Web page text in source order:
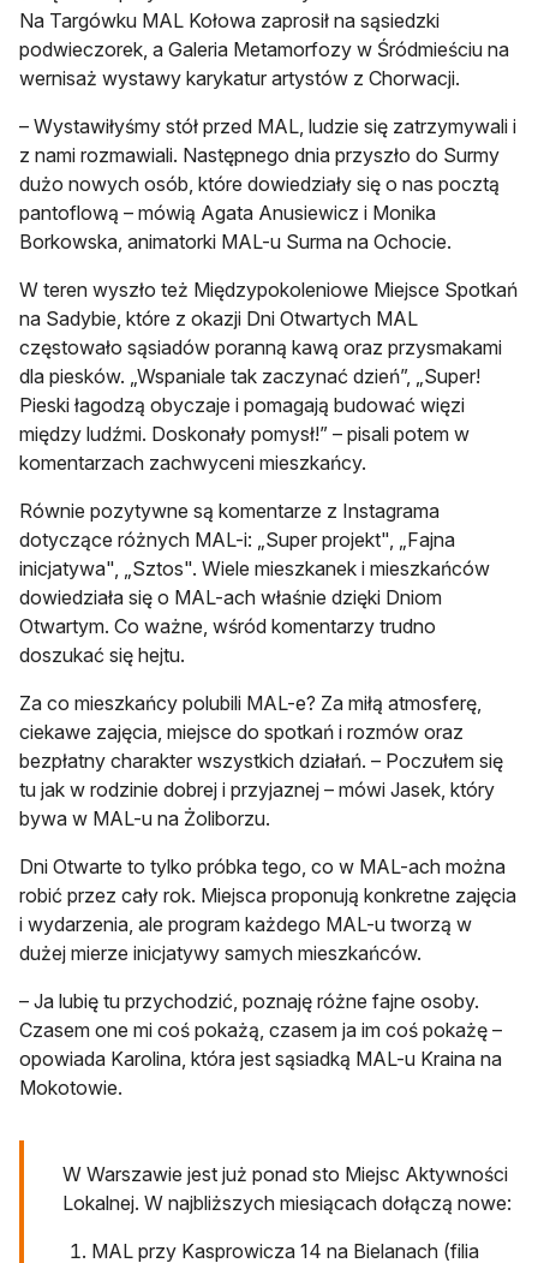
Na Targówku MAL Kołowa zaprosił na sąsiedzki
podwieczorek, a Galeria Metamorfozy w Śródmieściu na
wernisaż wystawy karykatur artystów z Chorwacji.
– Wystawiłyśmy stół przed MAL, ludzie się zatrzymywali i
z nami rozmawiali. Następnego dnia przyszło do Surmy
dużo nowych osób, które dowiedziały się o nas pocztą
pantoflową – mówią Agata Anusiewicz i Monika
Borkowska, animatorki MAL-u Surma na Ochocie.
W teren wyszło też Międzypokoleniowe Miejsce Spotkań
na Sadybie, które z okazji Dni Otwartych MAL
częstowało sąsiadów poranną kawą oraz przysmakami
dla piesków. „Wspaniale tak zaczynać dzień”, „Super!
Pieski łagodzą obyczaje i pomagają budować więzi
między ludźmi. Doskonały pomysł!” – pisali potem w
komentarzach zachwyceni mieszkańcy.
Równie pozytywne są komentarze z Instagrama
dotyczące różnych MAL-i: „Super projekt", „Fajna
inicjatywa", „Sztos". Wiele mieszkanek i mieszkańców
dowiedziała się o MAL-ach właśnie dzięki Dniom
Otwartym. Co ważne, wśród komentarzy trudno
doszukać się hejtu.
Za co mieszkańcy polubili MAL-e? Za miłą atmosferę,
ciekawe zajęcia, miejsce do spotkań i rozmów oraz
bezpłatny charakter wszystkich działań. – Poczułem się
tu jak w rodzinie dobrej i przyjaznej – mówi Jasek, który
bywa w MAL-u na Żoliborzu.
Dni Otwarte to tylko próbka tego, co w MAL-ach można
robić przez cały rok. Miejsca proponują konkretne zajęcia
i wydarzenia, ale program każdego MAL-u tworzą w
dużej mierze inicjatywy samych mieszkańców.
– Ja lubię tu przychodzić, poznaję różne fajne osoby.
Czasem one mi coś pokażą, czasem ja im coś pokażę –
opowiada Karolina, która jest sąsiadką MAL-u Kraina na
Mokotowie.
W Warszawie jest już ponad sto Miejsc Aktywności
Lokalnej. W najbliższych miesiącach dołączą nowe:
MAL przy Kasprowicza 14 na Bielanach (filia